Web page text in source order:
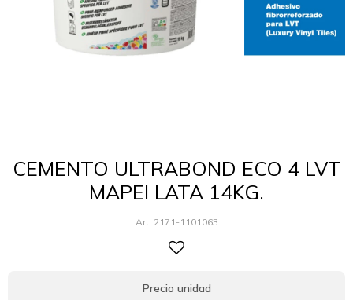
CEMENTO ULTRABOND ECO 4 LVT
MAPEI LATA 14KG.
2171-1101063